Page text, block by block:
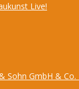
Live!
Sohn GmbH & Co.